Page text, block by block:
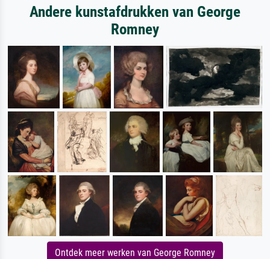
Andere kunstafdrukken van George
Romney
Ontdek meer werken van George Romney